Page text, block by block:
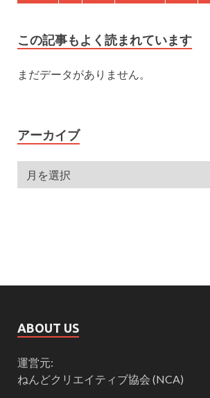
この記事もよく読まれています
まだデータがありません。
アーカイブ
ABOUT US
運営元:
ねんどクリエイティブ協会 (NCA)